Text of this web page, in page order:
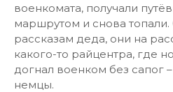
военкомата, получали
маршрутом и снова
рассказам деда, они на
какого-то райцентра, где
догнал военком без сапог
немцы.